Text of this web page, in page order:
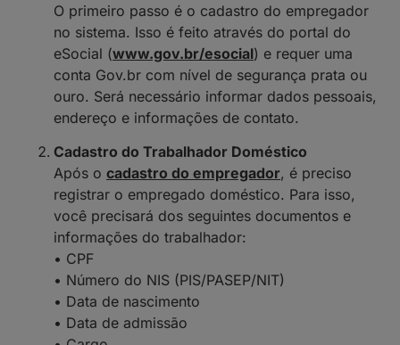
O primeiro passo é o cadastro do empregador
no sistema. Isso é feito através do portal do
eSocial (www.gov.br/esocial) e requer uma
conta Gov.br com nível de segurança prata ou
ouro. Será necessário informar dados pessoais,
endereço e informações de contato.
Cadastro do Trabalhador Doméstico
Após o cadastro do empregador, é preciso
registrar o empregado doméstico. Para isso,
você precisará dos seguintes documentos e
informações do trabalhador:
• CPF
• Número do NIS (PIS/PASEP/NIT)
• Data de nascimento
• Data de admissão